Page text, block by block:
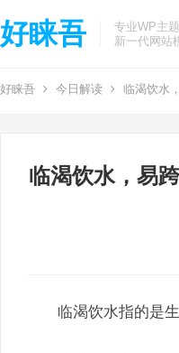
好睐吾
专业WP主题
新一代网站
好睐吾 今日解读 临渴饮水
临渴饮水，易
临渴饮水指的是